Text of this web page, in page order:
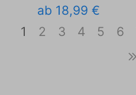
ab 18,99 €
1
2 3 4 5 6